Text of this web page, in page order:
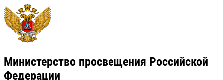
Министерство просвещения Российской
Федерации